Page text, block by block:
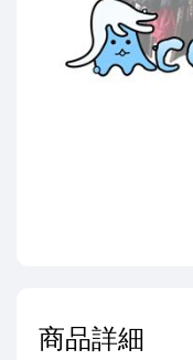
商品詳細